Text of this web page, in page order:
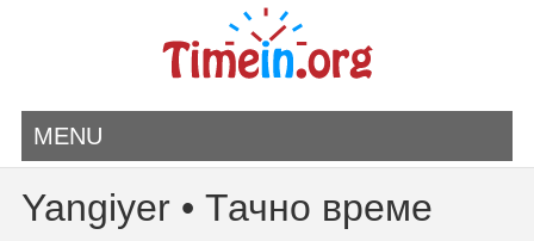
MENU
Yangiyer • Тачно време